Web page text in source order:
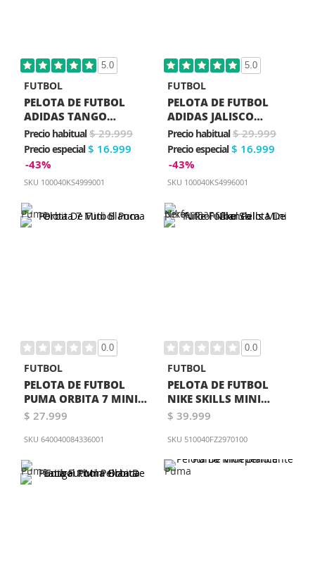
5.0
FUTBOL
PELOTA DE FUTBOL
ADIDAS TANGO
ROSARIO ARGENTINA
1978 MINI BLANCA
Precio habitual $ 29.999
Precio especial $ 16.999
-43%
SKU 100040KS4999001
5.0
FUTBOL
PELOTA DE FUTBOL
ADIDAS JALISCO
MEXICO 86 MINI
BLANCA
Precio habitual $ 29.999
Precio especial $ 16.999
-43%
SKU 100040KS4996001
0.0
FUTBOL
PELOTA DE FUTBOL
PUMA ORBITA 7 MINI
BLANCA
$ 27.999
SKU 640040084336001
0.0
FUTBOL
PELOTA DE FUTBOL
NIKE SKILLS MINI
BLANCA
$ 39.999
SKU 510040FZ2970100